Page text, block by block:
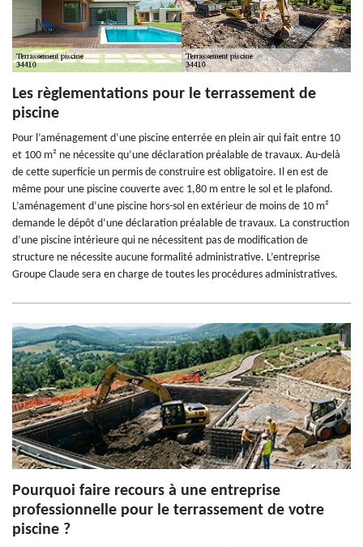
Les règlementations pour le terrassement de
piscine
Pour l’aménagement d’une piscine enterrée en plein air qui fait entre 10
et 100 m² ne nécessite qu’une déclaration préalable de travaux. Au-delà
de cette superficie un permis de construire est obligatoire. Il en est de
même pour une piscine couverte avec 1,80 m entre le sol et le plafond.
L’aménagement d’une piscine hors-sol en extérieur de moins de 10 m²
demande le dépôt d’une déclaration préalable de travaux. La construction
d’une piscine intérieure qui ne nécessitent pas de modification de
structure ne nécessite aucune formalité administrative. L’entreprise
Groupe Claude sera en charge de toutes les procédures administratives.
Pourquoi faire recours à une entreprise
professionnelle pour le terrassement de votre
piscine ?